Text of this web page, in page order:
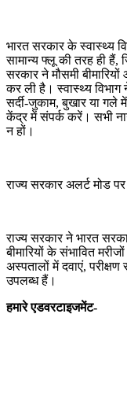
भारत सरकार के स्वास्थ्य
सामान्य फ्लू की तरह ही
सरकार ने मौसमी
कर ली है। स्वास्थ्य
सर्दी-जुकाम, बुखार या गले
केंद्र में संपर्क करें। सभी
न हों।
राज्य सरकार अलर्ट मोड पर
राज्य सरकार ने भारत
बीमारियों के संभावित
अस्पतालों में दवाएं, परीक्षण
उपलब्ध हैं।
हमारे एडवरटाइजमेंट-